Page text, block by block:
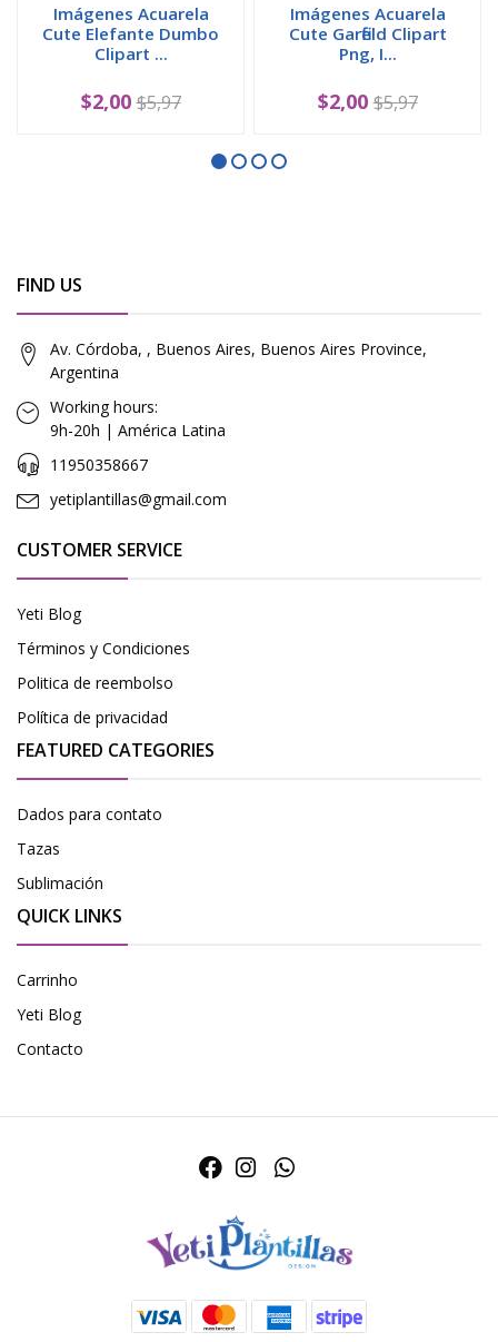
Imágenes Acuarela
Cute Elefante Dumbo
Clipart ...
$2,00 $5,97
Imágenes Acuarela
Cute Garfield Clipart
Png, I...
$2,00 $5,97
FIND US
Av. Córdoba, , Buenos Aires, Buenos Aires Province,
Argentina
Working hours:
9h-20h | América Latina
11950358667
yetiplantillas@gmail.com
CUSTOMER SERVICE
Yeti Blog
Términos y Condiciones
Politica de reembolso
Política de privacidad
FEATURED CATEGORIES
Dados para contato
Tazas
Sublimación
QUICK LINKS
Carrinho
Yeti Blog
Contacto